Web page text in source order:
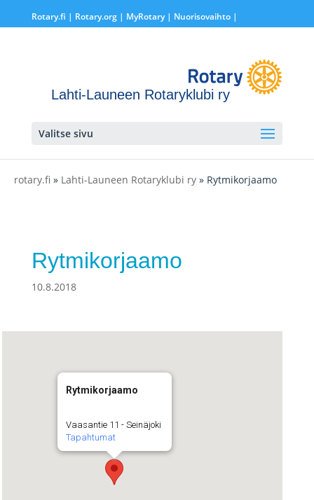
Rotary.fi | Rotary.org| MyRotary | Nuorisovaihto|
Lahti-Launeen Rotaryklubi ry
Valitse sivu
rotary.fi » Lahti-Launeen Rotaryklubi ry » Rytmikorjaamo
Rytmikorjaamo
10.8.2018
Rytmikorjaamo
Vaasantie 11 - Seinäjoki
Tapahtumat